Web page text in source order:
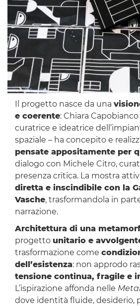
Il progetto nasce da una
e coerente: Chiara Capobianco
curatrice e ideatrice
spaziale – ha concepito e
pensate appositamente per
dialogo con Michele Citro,
presenza critica. La mostra
diretta e inscindibile con la
Vasche, trasformandola in
narrazione.
Architettura di una
progetto unitario e
trasformazione come
dell’esistenza: non approdo
tensione continua, fragile e
L’ispirazione affonda nelle
dove identità fluide, desiderio,